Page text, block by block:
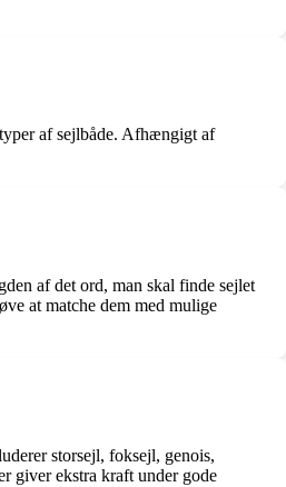
af sejlbåde. Afhængigt af
af det ord, man skal finde sejlet
at matche dem med mulige
storsejl, foksejl, genois,
giver ekstra kraft under gode